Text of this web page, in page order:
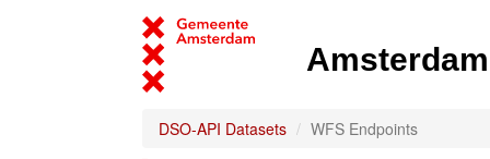
DSO-API Datasets WFS Endpoints